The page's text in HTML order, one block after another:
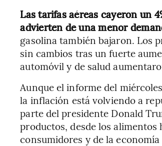
Las tarifas aéreas cayeron un
advierten de una menor
gasolina también bajaron. Los
sin cambios tras un fuerte
automóvil y de salud
Aunque el informe del
la inflación está volviendo a
parte del presidente Donald
productos, desde los alimentos
consumidores y de la